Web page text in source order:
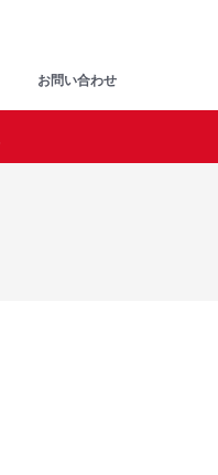
お問い合わせ